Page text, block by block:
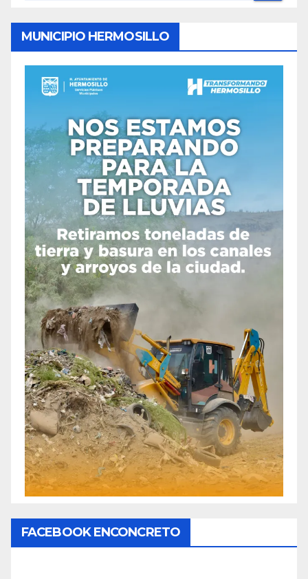
MUNICIPIO HERMOSILLO
FACEBOOK ENCONCRETO